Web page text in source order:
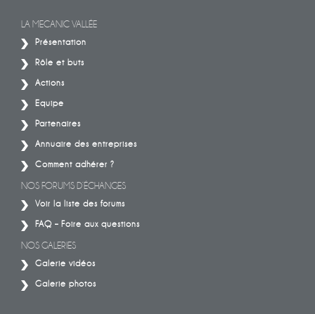
LA MECANIC VALLÉE
Présentation
Rôle et buts
Actions
Equipe
Partenaires
Annuaire des entreprises
Comment adhérer ?
NOS FORUMS D’ÉCHANGES
Voir la liste des forums
FAQ – Foire aux questions
NOS GALERIES
Galerie vidéos
Galerie photos